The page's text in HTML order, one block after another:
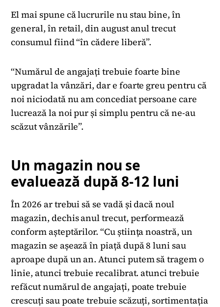
El mai spune că lucrurile nu stau bine, în
general, în retail, din august anul trecut
consumul fiind “în cădere liberă”.
“Numărul de angajați trebuie foarte bine
upgradat la vânzări, dar e foarte greu pentru că
noi niciodată nu am concediat persoane care
lucrează la noi pur și simplu pentru că ne-au
scăzut vânzările”.
Un magazin nou se
evaluează după 8-12 luni
În 2026 ar trebui să se vadă și dacă noul
magazin, dechis anul trecut, performează
conform așteptărilor. “Cu știința noastră, un
magazin se așează în piață după 8 luni sau
aproape după un an. Atunci putem să tragem o
linie, atunci trebuie recalibrat. atunci trebuie
refăcut numărul de angajați, poate trebuie
crescuți sau poate trebuie scăzuți, sortimentația